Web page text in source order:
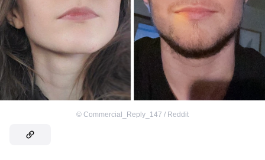
© Commercial_Reply_147 / Reddit